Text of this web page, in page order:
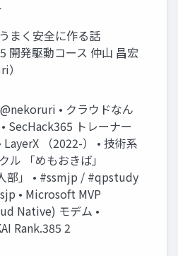
まく安全に作る話
開発駆動コース 仲山 昌宏
）
• クラウドなん
SecHack365 トレーナー
LayerX （2022-） • 技術系
ル 「めもおきば」
部」 • #ssmjp / #qpstudy
• Microsoft MVP
Native) モデム •
Rank.385 2